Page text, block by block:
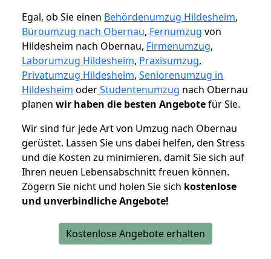
Egal, ob Sie einen Behördenumzug Hildesheim,
Büroumzug nach Obernau, Fernumzug von
Hildesheim nach Obernau, Firmenumzug,
Laborumzug Hildesheim, Praxisumzug,
Privatumzug Hildesheim, Seniorenumzug in
Hildesheim oderStudentenumzug nach Obernau
planen wir haben die besten Angebotefür Sie.
Wir sind für jede Art von Umzug nach Obernau
gerüstet. Lassen Sie uns dabei helfen, den Stress
und die Kosten zu minimieren, damit Sie sich auf
Ihren neuen Lebensabschnitt freuen können.
Zögern Sie nicht und holen Sie sich kostenlose
und unverbindliche Angebote!
Kostenlose Angebote erhalten